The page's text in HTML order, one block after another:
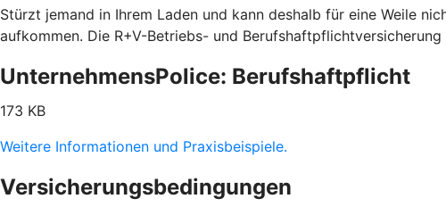
Stürzt jemand in Ihrem Laden und kann deshalb für eine Weile
aufkommen. Die R+V-Betriebs- und
UnternehmensPolice: Berufshaftpflicht
173 KB
Weitere Informationen und Praxisbeispiele.
Versicherungsbedingungen